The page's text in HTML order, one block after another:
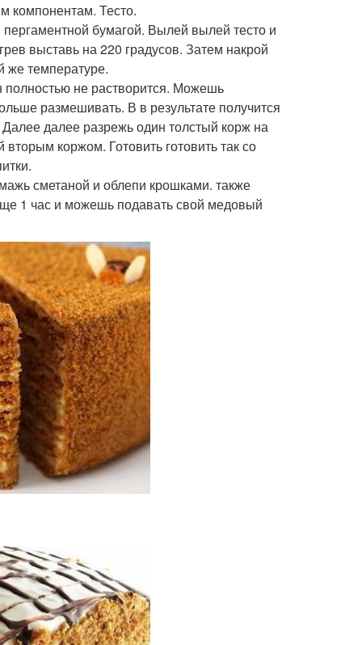
компонентам. Тесто.
бумагой. Вылей вылей тесто и
выставь на 220 градусов. Затем накрой
же температуре.
полностью не растворится. Можешь
размешивать. В в результате получится
далее разрежь один толстый корж на
коржом. Готовить готовить так со
сметаной и облепи крошками. также
1 час и можешь подавать свой медовый